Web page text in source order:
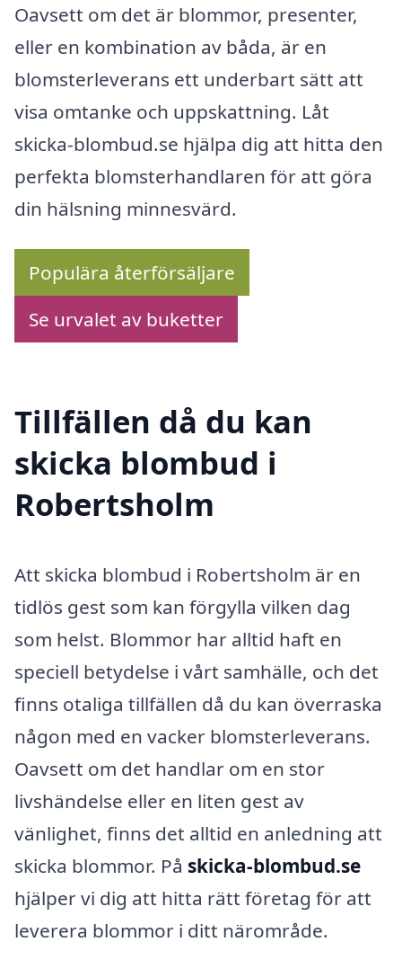
Oavsett om det är blommor, presenter,
eller en kombination av båda, är en
blomsterleverans ett underbart sätt att
visa omtanke och uppskattning. Låt
skicka-blombud.se hjälpa dig att hitta den
perfekta blomsterhandlaren för att göra
din hälsning minnesvärd.
Populära återförsäljare
Se urvalet av buketter
Tillfällen då du kan
skicka blombud i
Robertsholm
Att skicka blombud i Robertsholm är en
tidlös gest som kan förgylla vilken dag
som helst. Blommor har alltid haft en
speciell betydelse i vårt samhälle, och det
finns otaliga tillfällen då du kan överraska
någon med en vacker blomsterleverans.
Oavsett om det handlar om en stor
livshändelse eller en liten gest av
vänlighet, finns det alltid en anledning att
skicka blommor. På skicka-blombud.se
hjälper vi dig att hitta rätt företag för att
leverera blommor i ditt närområde.